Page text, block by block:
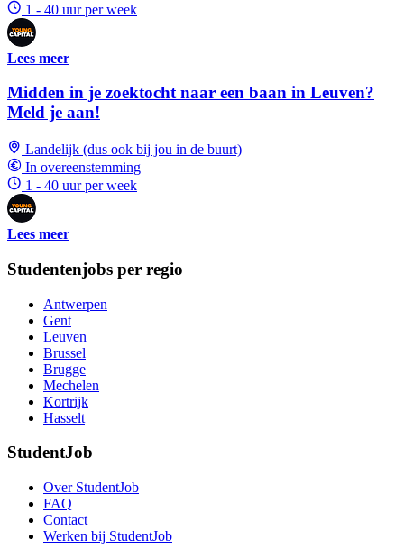
1 - 40 uur per week
Lees meer
Midden in je zoektocht naar een baan in Leuven?
Meld je aan!
Landelijk (dus ook bij jou in de buurt)
In overeenstemming
1 - 40 uur per week
Lees meer
Studentenjobs per regio
Antwerpen
Gent
Leuven
Brussel
Brugge
Mechelen
Kortrijk
Hasselt
StudentJob
Over StudentJob
FAQ
Contact
Werken bij StudentJob